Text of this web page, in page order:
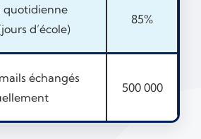
quotidienne
d’école)
85%
échangés
500 000